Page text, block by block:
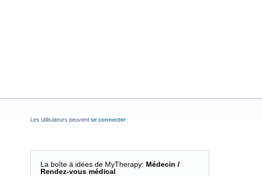
Les utilisateurs peuvent se connecter
La boîte à idées de MyTherapy: Médecin /
Rendez-vous médical